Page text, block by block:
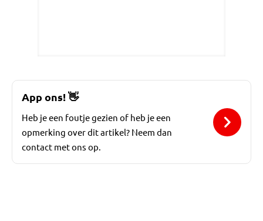
App ons!👋
Heb je een foutje gezien of heb je een
opmerking over dit artikel? Neem dan
contact met ons op.